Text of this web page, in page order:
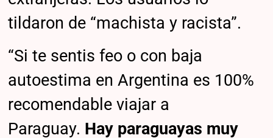
tildaron de “machista y racista”.
“Si te sentis feo o con baja
autoestima en Argentina es 100%
recomendable viajar a
Paraguay. Hay paraguayas muy